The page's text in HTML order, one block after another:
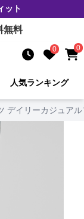
ット
無料
0 0
人気ランキング
デイリーカジュア